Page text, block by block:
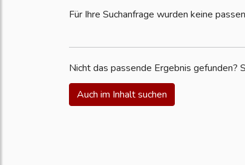
Für Ihre Suchanfrage wurden keine
Nicht das passende Ergebnis gefunden?
Auch im Inhalt suchen